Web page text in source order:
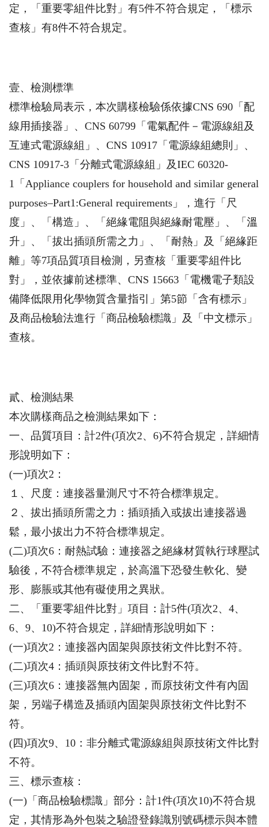
定，「重要零組件比對」有5件不符合規定，「標示
查核」有8件不符合規定。
壹、檢測標準
標準檢驗局表示，本次購樣檢驗係依據CNS 690「配
線用插接器」、CNS 60799「電氣配件－電源線組及
互連式電源線組」、CNS 10917「電源線組總則」、
CNS 10917-3「分離式電源線組」及IEC 60320-
1「Appliance couplers for household and similar general
purposes–Part1:General requirements」，進行「尺
度」、「構造」、「絕緣電阻與絕緣耐電壓」、「溫
升」、「拔出插頭所需之力」、「耐熱」及「絕緣距
離」等7項品質項目檢測，另查核「重要零組件比
對」，並依據前述標準、CNS 15663「電機電子類設
備降低限用化學物質含量指引」第5節「含有標示」
及商品檢驗法進行「商品檢驗標識」及「中文標示」
查核。
貳、檢測結果
本次購樣商品之檢測結果如下：
一、品質項目：計2件(項次2、6)不符合規定，詳細情
形說明如下：
(一)項次2：
１、尺度：連接器量測尺寸不符合標準規定。
２、拔出插頭所需之力：插頭插入或拔出連接器過
鬆，最小拔出力不符合標準規定。
(二)項次6：耐熱試驗：連接器之絕緣材質執行球壓試
驗後，不符合標準規定，於高溫下恐發生軟化、變
形、膨脹或其他有礙使用之異狀。
二、「重要零組件比對」項目：計5件(項次2、4、
6、9、10)不符合規定，詳細情形說明如下：
(一)項次2：連接器內固架與原技術文件比對不符。
(二)項次4：插頭與原技術文件比對不符。
(三)項次6：連接器無內固架，而原技術文件有內固
架，另端子構造及插頭內固架與原技術文件比對不
符。
(四)項次9、10：非分離式電源線組與原技術文件比對
不符。
三、標示查核：
(一)「商品檢驗標識」部分：計1件(項次10)不符合規
定，其情形為外包裝之驗證登錄識別號碼標示與本體